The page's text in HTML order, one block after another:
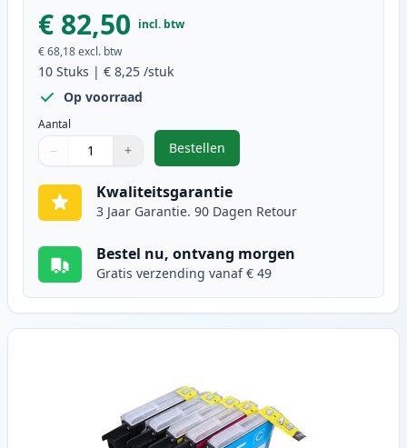
€ 82,50 incl. btw
€ 68,18excl. btw
10 Stuks | € 8,25 /stuk
Op voorraad
Aantal
Gebruik de knoppen om aan te passen
− +
1
Bestellen
,10 stuks Brother LC1100
Kwaliteitsgarantie
3 Jaar Garantie. 90 Dagen Retour
Bestel nu, ontvang morgen
Gratis verzending vanaf € 49